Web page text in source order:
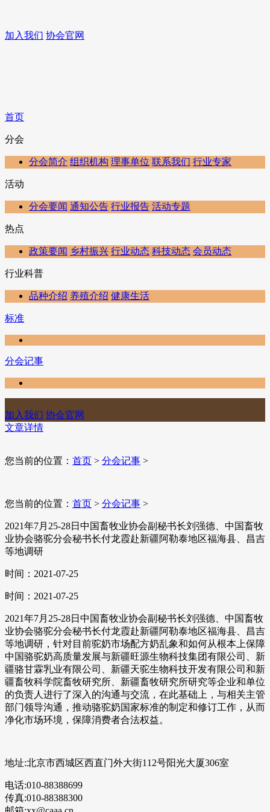
加入我们 协会官网
首页
分会
分会简介 组织机构 理事单位 联系我们 行业专家
活动
分会要闻 通知公告 行业报告 活动专题
热点
政策要闻 乡村振兴 行业动态 科技动态 会员动态
行业科普
品种介绍 养殖介绍 健康生活
标准
分会记事
加入我们 协会官网
文章详情
您当前的位置： 首页 > 分会记事 >
您当前的位置： 首页 > 分会记事 >
​2021年7月25-28日中国畜牧业协会副秘书长刘强德、中国畜牧
业协会骆驼分会秘书长付龙霞赴新疆阿勒泰地区福海县、昌吉
等地调研
时间：2021-07-25
时间：2021-07-25
2021年7月25-28日中国畜牧业协会副秘书长刘强德、中国畜牧
业协会骆驼分会秘书长付龙霞赴新疆阿勒泰地区福海县、昌吉
等地调研，针对目前驼奶市场配方奶乱象和如何从根本上保障
中国骆驼奶高质量发展与新疆旺源生物科技集团有限公司、新
疆骆甘霖乳业有限公司、新疆天驼生物科技开发有限公司和新
疆畜牧科学院畜牧研究所、新疆畜牧研究所研究等企业和单位
的负责人进行了深入的沟通与交流，在此基础上，与相关主管
部门领导沟通，推动骆驼奶国家标准的制定和修订工作，从而
净化市场环境，保障消费者合法权益。
地址:北京市西城区西直门外大街112号阳光大厦306室
电话:010-88388699
传真:010-88388300